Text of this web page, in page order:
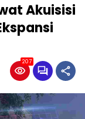
Akuisisi
207